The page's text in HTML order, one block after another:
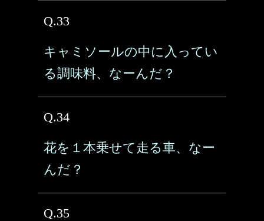
Q.33
キャミソールの中に入ってい
る調味料、なーんだ？
Q.34
花を１本乗せて走る車、なー
んだ？
Q.35